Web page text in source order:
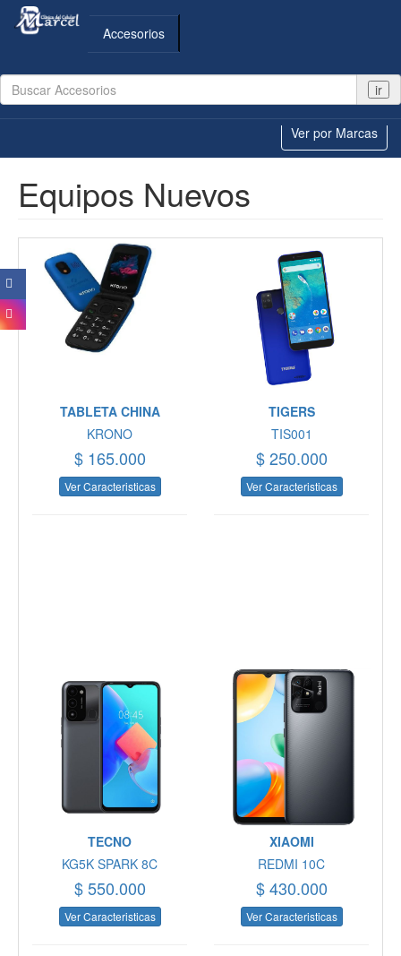
Accesorios
ir
Ver por Marcas
Equipos Nuevos
TABLETA CHINA
KRONO
$ 165.000
Ver Caracteristicas
TIGERS
TIS001
$ 250.000
Ver Caracteristicas
TECNO
KG5K SPARK 8C
$ 550.000
Ver Caracteristicas
XIAOMI
REDMI 10C
$ 430.000
Ver Caracteristicas